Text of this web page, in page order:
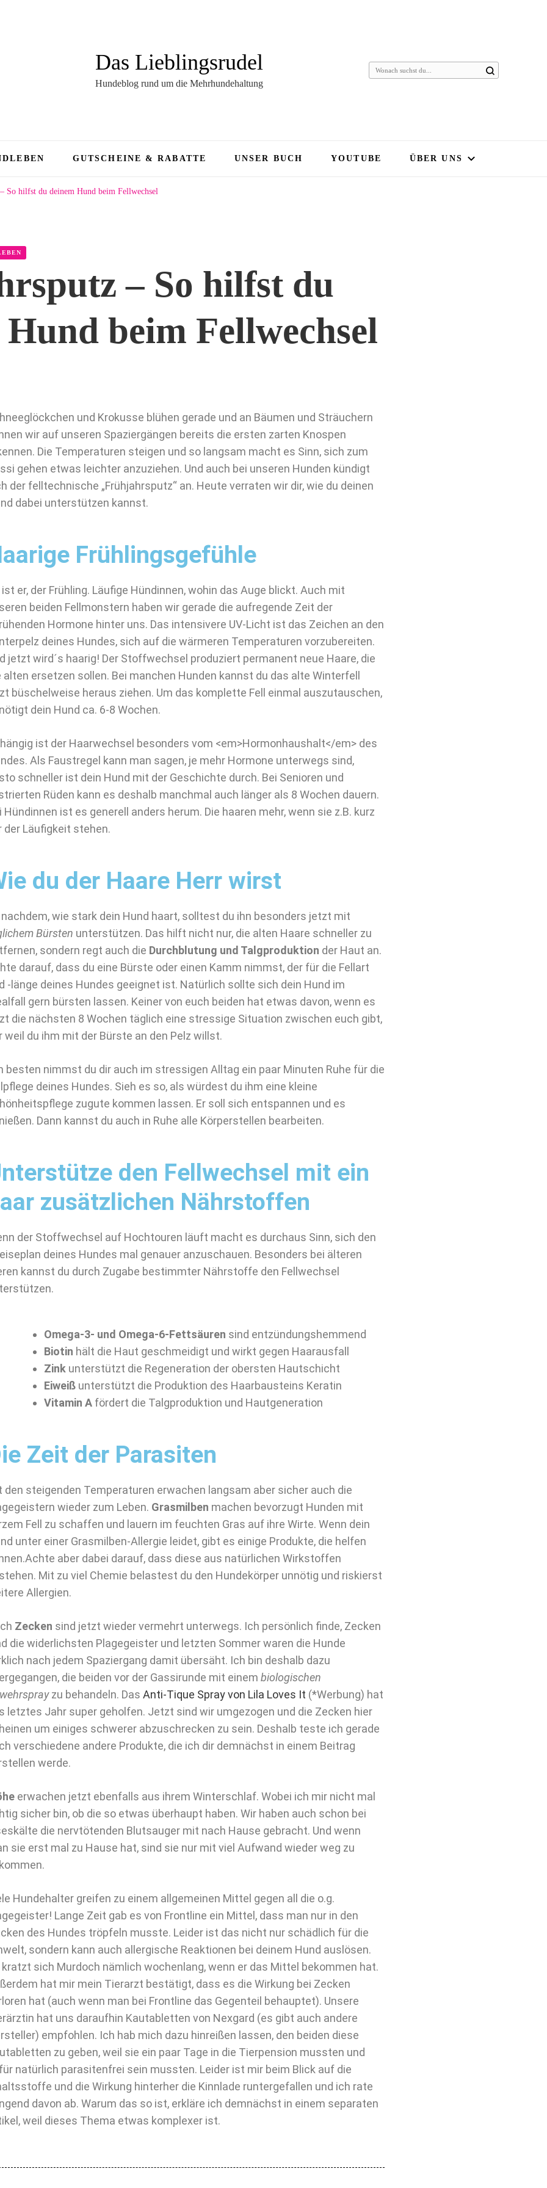
Das Lieblingsrudel
Hundeblog rund um die Mehrhundehaltung
GUTSCHEINE & RABATTE UNSER BUCH YOUTUBE ÜBER UNS
So hilfst du deinem Hund beim Fellwechsel
– So hilfst du
beim Fellwechsel
und Krokusse blühen gerade und an Bäumen und Sträuchern
wir auf unseren Spaziergängen bereits die ersten zarten Knospen
Die Temperaturen steigen und so langsam macht es Sinn, sich zum
gehen etwas leichter anzuziehen. Und auch bei unseren Hunden kündigt
der felltechnische „Frühjahrsputz“ an. Heute verraten wir dir, wie du deinen
dabei unterstützen kannst.
Frühlingsgefühle
ist er, der Frühling. Läufige Hündinnen, wohin das Auge blickt. Auch mit
beiden Fellmonstern haben wir gerade die aufregende Zeit der
Hormone hinter uns. Das intensivere UV-Licht ist das Zeichen an den
deines Hundes, sich auf die wärmeren Temperaturen vorzubereiten.
jetzt wird´s haarig! Der Stoffwechsel produziert permanent neue Haare, die
alten ersetzen sollen. Bei manchen Hunden kannst du das alte Winterfell
büschelweise heraus ziehen. Um das komplette Fell einmal auszutauschen,
dein Hund ca. 6-8 Wochen.
ist der Haarwechsel besonders vom <em>Hormonhaushalt</em> des
Als Faustregel kann man sagen, je mehr Hormone unterwegs sind,
schneller ist dein Hund mit der Geschichte durch. Bei Senioren und
Rüden kann es deshalb manchmal auch länger als 8 Wochen dauern.
Hündinnen ist es generell anders herum. Die haaren mehr, wenn sie z.B. kurz
der Läufigkeit stehen.
du der Haare Herr wirst
wie stark dein Hund haart, solltest du ihn besonders jetzt mit
Bürsten unterstützen. Das hilft nicht nur, die alten Haare schneller zu
sondern regt auch die Durchblutung und Talgproduktion der Haut an.
darauf, dass du eine Bürste oder einen Kamm nimmst, der für die Fellart
-länge deines Hundes geeignet ist. Natürlich sollte sich dein Hund im
gern bürsten lassen. Keiner von euch beiden hat etwas davon, wenn es
die nächsten 8 Wochen täglich eine stressige Situation zwischen euch gibt,
weil du ihm mit der Bürste an den Pelz willst.
besten nimmst du dir auch im stressigen Alltag ein paar Minuten Ruhe für die
deines Hundes. Sieh es so, als würdest du ihm eine kleine
zugute kommen lassen. Er soll sich entspannen und es
Dann kannst du auch in Ruhe alle Körperstellen bearbeiten.
den Fellwechsel mit ein
zusätzlichen Nährstoffen
der Stoffwechsel auf Hochtouren läuft macht es durchaus Sinn, sich den
deines Hundes mal genauer anzuschauen. Besonders bei älteren
kannst du durch Zugabe bestimmter Nährstoffe den Fellwechsel
Omega-3- und Omega-6-Fettsäuren sind entzündungshemmend
Biotin hält die Haut geschmeidigt und wirkt gegen Haarausfall
Zink unterstützt die Regeneration der obersten Hautschicht
Eiweiß unterstützt die Produktion des Haarbausteins Keratin
Vitamin A fördert die Talgproduktion und Hautgeneration
Zeit der Parasiten
den steigenden Temperaturen erwachen langsam aber sicher auch die
wieder zum Leben. Grasmilben machen bevorzugt Hunden mit
Fell zu schaffen und lauern im feuchten Gras auf ihre Wirte. Wenn dein
unter einer Grasmilben-Allergie leidet, gibt es einige Produkte, die helfen
aber dabei darauf, dass diese aus natürlichen Wirkstoffen
Mit zu viel Chemie belastest du den Hundekörper unnötig und riskierst
Allergien.
Zecken sind jetzt wieder vermehrt unterwegs. Ich persönlich finde, Zecken
die widerlichsten Plagegeister und letzten Sommer waren die Hunde
nach jedem Spaziergang damit übersäht. Ich bin deshalb dazu
die beiden vor der Gassirunde mit einem biologischen
zu behandeln. Das Anti-Tique Spray von Lila Loves It (*Werbung) hat
letztes Jahr super geholfen. Jetzt sind wir umgezogen und die Zecken hier
um einiges schwerer abzuschrecken zu sein. Deshalb teste ich gerade
verschiedene andere Produkte, die ich dir demnächst in einem Beitrag
werde.
erwachen jetzt ebenfalls aus ihrem Winterschlaf. Wobei ich mir nicht mal
sicher bin, ob die so etwas überhaupt haben. Wir haben auch schon bei
die nervtötenden Blutsauger mit nach Hause gebracht. Und wenn
sie erst mal zu Hause hat, sind sie nur mit viel Aufwand wieder weg zu
Hundehalter greifen zu einem allgemeinen Mittel gegen all die o.g.
Lange Zeit gab es von Frontline ein Mittel, dass man nur in den
des Hundes tröpfeln musste. Leider ist das nicht nur schädlich für die
sondern kann auch allergische Reaktionen bei deinem Hund auslösen.
kratzt sich Murdoch nämlich wochenlang, wenn er das Mittel bekommen hat.
hat mir mein Tierarzt bestätigt, dass es die Wirkung bei Zecken
hat (auch wenn man bei Frontline das Gegenteil behauptet). Unsere
hat uns daraufhin Kautabletten von Nexgard (es gibt auch andere
empfohlen. Ich hab mich dazu hinreißen lassen, den beiden diese
zu geben, weil sie ein paar Tage in die Tierpension mussten und
natürlich parasitenfrei sein mussten. Leider ist mir beim Blick auf die
und die Wirkung hinterher die Kinnlade runtergefallen und ich rate
davon ab. Warum das so ist, erkläre ich demnächst in einem separaten
weil dieses Thema etwas komplexer ist.